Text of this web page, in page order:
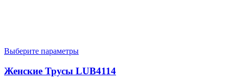
Выберите параметры
Женские Трусы LUB4114